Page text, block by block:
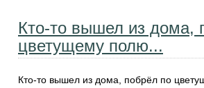
Кто-то вышел из дома,
цветущему полю...
Кто-то вышел из дома, побрёл по